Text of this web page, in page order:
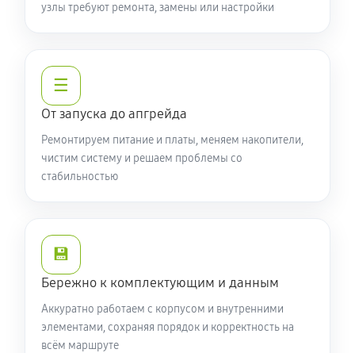
узлы требуют ремонта, замены или настройки
☰
От запуска до апгрейда
Ремонтируем питание и платы, меняем накопители,
чистим систему и решаем проблемы со
стабильностью
💾
Бережно к комплектующим и данным
Аккуратно работаем с корпусом и внутренними
элементами, сохраняя порядок и корректность на
всём маршруте